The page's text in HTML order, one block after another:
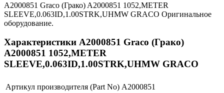
A2000851 Graco (Грако) A2000851 1052,METER
SLEEVE,0.063ID,1.00STRK,UHMW GRACO Оригинальное
оборудование.
Характеристики A2000851 Graco (Грако)
A2000851 1052,METER
SLEEVE,0.063ID,1.00STRK,UHMW GRACO
Артикул производителя (Part No) A2000851